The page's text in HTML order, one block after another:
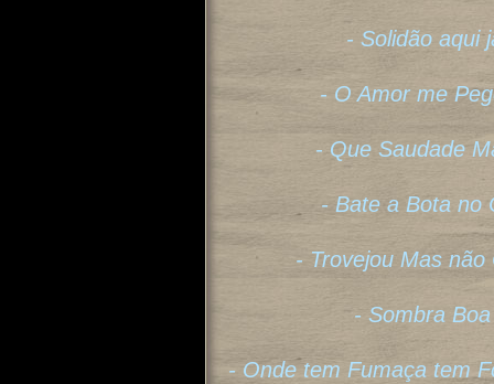
- Solidão aqui
- O Amor me
- Que Saudade
- Bate a Bota no
- Trovejou Mas
- Sombra
- Onde tem Fumaça tem